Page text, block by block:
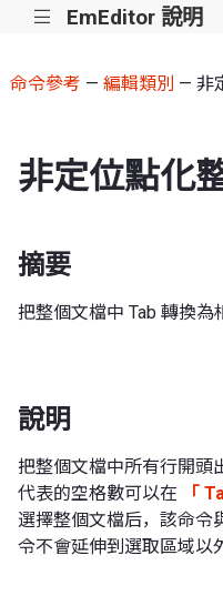
||| EmEditor 說明
命令參考 — 編輯類別 — 非
非定位點化
摘要
把整個文檔中 Tab 轉換為
說明
把整個文檔中所有行開頭
代表的空格數可以在
「
選擇整個文檔后，該命令
令不會延伸到選取區域以